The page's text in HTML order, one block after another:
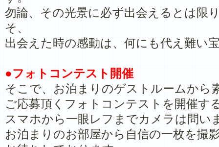
勿論、その光景に必ず出会えるとは限
そ、
出会えた時の感動は、何にも代え難い
●フォトコンテスト開催
そこで、お泊まりのゲストルームから
ご応募頂くフォトコンテストを開催す
スマホから一眼レフまでカメラは問い
お泊まりのお部屋から自信の一枚を撮